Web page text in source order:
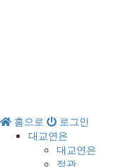
홈으로
로그인
대교연은
대교연은
정관